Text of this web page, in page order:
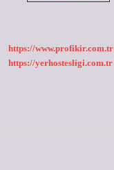
https://www.profikir.com.tr
https://yerhostesligi.com.tr